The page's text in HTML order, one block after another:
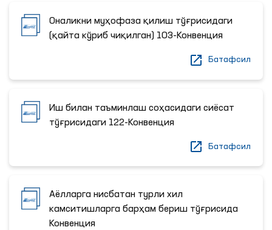
Оналикни муҳофаза қилиш тўғрисидаги
(қайта кўриб чиқилган) 103-Конвенция
Батафсил
Иш билан таъминлаш соҳасидаги сиёсат
тўғрисидаги 122-Конвенция
Батафсил
Аёлларга нисбатан турли хил
камситишларга барҳам бериш тўғрисида
Конвенция